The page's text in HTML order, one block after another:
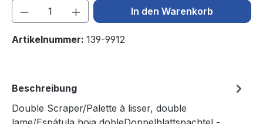
Produkt Anzahl: Gib denIn den Warenkorb
Artikelnummer: 139-9912
Beschreibung
Double Scraper/Palette à lisser, double